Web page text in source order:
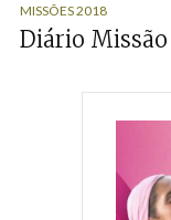
MISSÕES 2018
Diário